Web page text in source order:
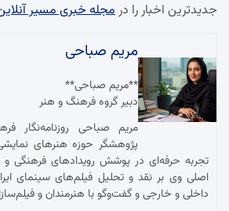
جدیدترین اخبار را درمجله خبری مسیر
مریم صباحی
**مریم صباحی**
دبیر گروه فرهنگ و هنر
مریم صباحی روزنامه‌نگار
پژوهشگر حوزه هنرهای
تجربه حرفه‌ای در پوشش رویدادهای فرهنگی و
اصلی وی بر نقد و تحلیل فیلم‌های سینمای
داخلی و خارجی و گفت‌وگو با هنرمندان و